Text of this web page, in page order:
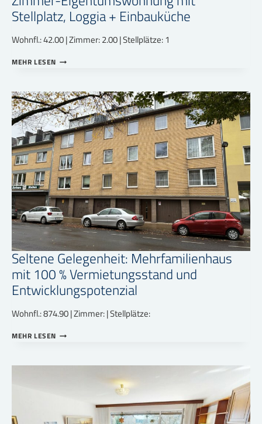
Stellplatz, Loggia + Einbauküche
Wohnfl.: 42.00 | Zimmer: 2.00 | Stellplätze: 1
MEHR LESEN GRUNDSOLIDE,
2-
ZIMMER-
EIGENTUMSWOHNUNG
MIT
STELLPLATZ,
LOGGIA
+
EINBAUKÜCHE
Seltene Gelegenheit: Mehrfamilienhaus
mit 100 % Vermietungsstand und
Entwicklungspotenzial
Wohnfl.: 874.90 | Zimmer: | Stellplätze:
MEHR LESEN SELTENE
MIT
VERMIETUNGSSTAND
ENTWICKLUNGSPOTENZIAL